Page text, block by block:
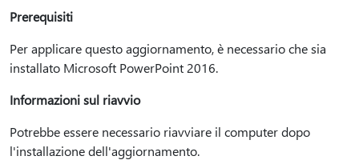
Prerequisiti
Per applicare questo aggiornamento, è necessario che sia
installato Microsoft PowerPoint 2016.
Informazioni sul riavvio
Potrebbe essere necessario riavviare il computer dopo
l'installazione dell'aggiornamento.